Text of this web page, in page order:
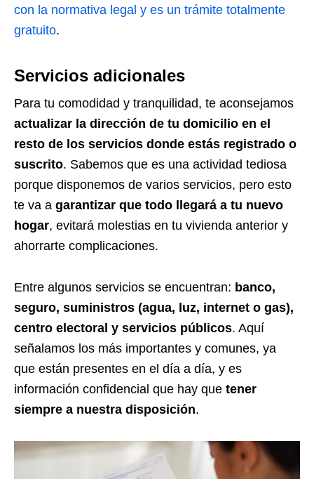
con la normativa legal y es un trámite totalmente
gratuito.
Servicios adicionales
Para tu comodidad y tranquilidad, te aconsejamos
actualizar la dirección de tu domicilio en el
resto de los servicios donde estás registrado o
suscrito. Sabemos que es una actividad tediosa
porque disponemos de varios servicios, pero esto
te va a garantizar que todo llegará a tu nuevo
hogar, evitará molestias en tu vivienda anterior y
ahorrarte complicaciones.
Entre algunos servicios se encuentran: banco,
seguro, suministros (agua, luz, internet o gas),
centro electoral y servicios públicos. Aquí
señalamos los más importantes y comunes, ya
que están presentes en el día a día, y es
información confidencial que hay que tener
siempre a nuestra disposición.